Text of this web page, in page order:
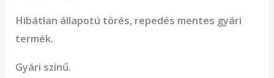
Hibátlan állapotú törés, repedés mentes gyári
termék.
Gyári színű.